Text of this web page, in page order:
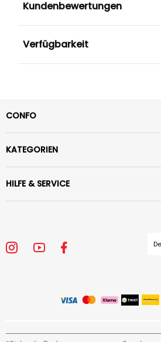
Kundenbewertungen
Verfügbarkeit
CONFO
KATEGORIEN
HILFE & SERVICE